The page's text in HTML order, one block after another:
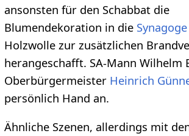
ansonsten für den Schabbat die
Blumendekoration in die Synagoge
Holzwolle zur zusätzlichen
herangeschafft. SA-Mann Wilhelm
Oberbürgermeister Heinrich
persönlich Hand an.
Ähnliche Szenen, allerdings mit